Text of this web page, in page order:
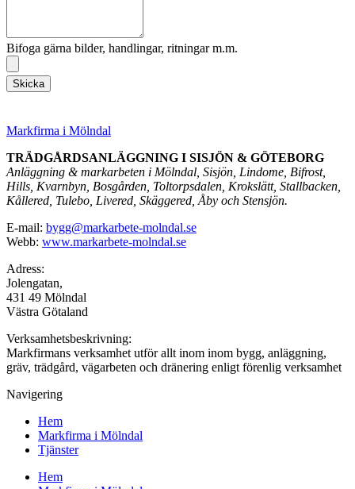
Bifoga gärna bilder, handlingar, ritningar m.m.
Skicka
Markfirma i Mölndal
TRÄDGÅRDSANLÄGGNING I SISJÖN & GÖTEBORG
Anläggning & markarbeten i Mölndal, Sisjön, Lindome, Bifrost,
Hills, Kvarnbyn, Bosgården, Toltorpsdalen, Krokslätt, Stallbacken,
Kållered, Tulebo, Livered, Skäggered, Åby och Stensjön.
E-mail: bygg@markarbete-molndal.se
Webb: www.markarbete-molndal.se
Adress:
Jolengatan,
431 49 Mölndal
Västra Götaland
Verksamhetsbeskrivning:
Markfirmans verksamhet utför allt inom inom bygg, anläggning,
gräv, trädgård, vägarbeten och dränering enligt förenlig verksamhet
Navigering
Hem
Markfirma i Mölndal
Tjänster
Hem